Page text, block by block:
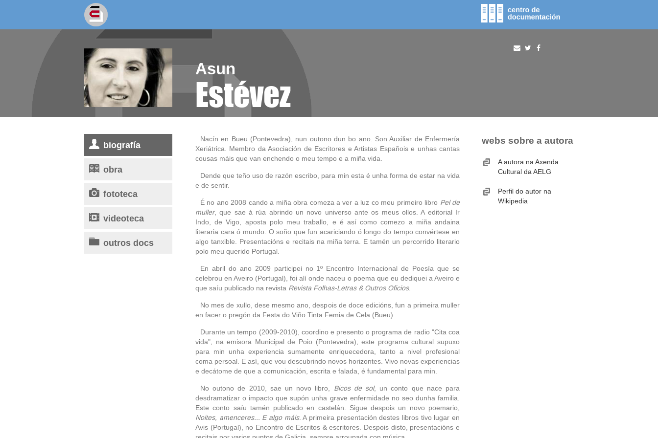
socios/as fototeca procura
Asun
Estévez
biografía
obra
fototeca
videoteca
outros docs
Nacín en Bueu (Pontevedra), nun outono dun bo ano. Son Auxiliar de Enfermería
Xeriátrica. Membro da Asociación de Escritores e Artistas Españois e unhas cantas
cousas máis que van enchendo o meu tempo e a miña vida.
Dende que teño uso de razón escribo, para min esta é unha forma de estar na vida
e de sentir.
É no ano 2008 cando a miña obra comeza a ver a luz co meu primeiro libro Pel de
muller, que sae á rúa abrindo un novo universo ante os meus ollos. A editorial Ir
Indo, de Vigo, aposta polo meu traballo, e é así como comezo a miña andaina
literaria cara ó mundo. O soño que fun acariciando ó longo do tempo convértese en
algo tanxible. Presentacións e recitais na miña terra. E tamén un percorrido literario
polo meu querido Portugal.
En abril do ano 2009 participei no 1º Encontro Internacional de Poesía que se
celebrou en Aveiro (Portugal), foi alí onde naceu o poema que eu dediquei a Aveiro e
que saíu publicado na revista Revista Folhas-Letras & Outros Oficios.
No mes de xullo, dese mesmo ano, despois de doce edicións, fun a primeira muller
en facer o pregón da Festa do Viño Tinta Femia de Cela (Bueu).
Durante un tempo (2009-2010), coordino e presento o programa de radio "Cita coa
vida", na emisora Municipal de Poio (Pontevedra), este programa cultural supuxo
para min unha experiencia sumamente enriquecedora, tanto a nivel profesional
coma persoal. E así, que vou descubrindo novos horizontes. Vivo novas experiencias
e decátome de que a comunicación, escrita e falada, é fundamental para min.
No outono de 2010, sae un novo libro, Bicos de sol, un conto que nace para
desdramatizar o impacto que supón unha grave enfermidade no seo dunha familia.
Este conto saíu tamén publicado en castelán. Sigue despois un novo poemario,
Noites, amenceres... E algo máis. A primeira presentación destes libros tivo lugar en
Avis (Portugal), no Encontro de Escritos & escritores. Despois disto, presentacións e
webs sobre a autora
A autora na Axenda
Cultural da AELG
Perfil do autor na
Wikipedia